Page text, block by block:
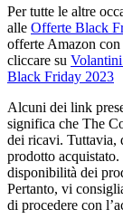
Per tutte le altre
alle Offerte Black
offerte Amazon
cliccare su
Black Friday 2023
Alcuni dei link
significa che The
dei ricavi. Tuttavia,
prodotto
disponibilità dei
Pertanto, vi
di procedere con